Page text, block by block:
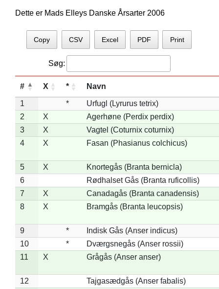
Dette er Mads Elleys Danske Årsarter 2006
Copy CSV Excel PDF Print
Søg:
# X * Navn
1 *
Urfugl (Lyrurus tetrix)
2
X
Agerhøne (Perdix perdix)
3
X
Vagtel (Coturnix coturnix)
4
X Fasan (Phasianus colchicus)
5 X
Knortegås (Branta bernicla)
6
Rødhalset Gås (Branta ruficollis)
7
X
Canadagås (Branta canadensis)
8
X Bramgås (Branta leucopsis)
9 *
Indisk Gås (Anser indicus)
10
*
Dværgsnegås (Anser rossii)
11
X Grågås (Anser anser)
12
Tajgasædgås (Anser fabalis)